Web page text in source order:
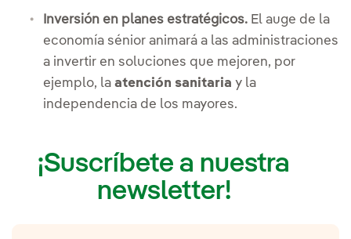
Inversión en planes estratégicos. El auge de la
economía sénior animará a las administraciones
a invertir en soluciones que mejoren, por
ejemplo, la atención sanitaria y la
independencia de los mayores.
¡Suscríbete a nuestra
newsletter!